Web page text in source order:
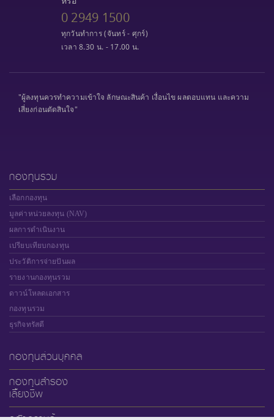
0 2949 1500
ทุกวันทำการ (จันทร์ - ศุกร์)
เวลา 8.30 น. - 17.00 น.
"ผู้ลงทุนควรทำความเข้าใจ ลักษณะสินค้า เงื่อนไข ผลตอบแทน และความ
เสี่ยงก่อนตัดสินใจ"
กองทุนรวม
เลือกกองทุน
มูลค่าหน่วยลงทุน (NAV)
ผลการดำเนินงาน
เปรียบเทียบกองทุน
ประวัติการจ่ายปันผล
รายงานกองทุนรวม
ดาวน์โหลดเอกสาร
กองทุนรวม
ธุรกิจทรัสตี
กองทุนส่วนบุคคล
กองทุนสำรอง
เลี้ยงชีพ